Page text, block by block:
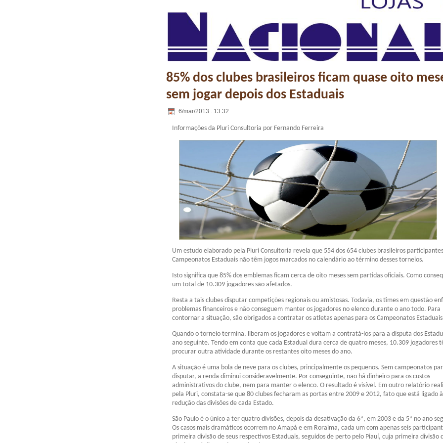
85% dos clubes brasileiros ficam quase oito
sem jogar depois dos Estaduais
6/mar/2013 . 13:32
Informações da Pluri Consultoria por Fernando Ferreira
Um estudo elaborado pela Pluri Consultoria revela que 554 dos 654 clubes brasileiros
Campeonatos Estaduais não têm jogos marcados no calendário ao término desses torneios.
Isto significa que 85% dos emblemas ficam cerca de oito meses sem partidas oficiais. Como
um total de 10.309 jogadores são afetados.
Resta a tais clubes disputar competições regionais ou amistosas. Todavia, os times em questão
problemas financeiros e não conseguem manter os jogadores no elenco durante o ano todo. Para
contornar a situação, são obrigados a contratar os atletas apenas para os Campeonatos
Quando o torneio termina, liberam os jogadores e voltam a contratá-los para a disputa dos
ano seguinte. Tendo em conta que cada Estadual dura cerca de quatro meses, 10.309 jogadores
procurar outra atividade durante os restantes oito meses do ano.
A situação é uma bola de neve para os clubes, principalmente os pequenos. Sem campeonatos
disputar, a renda diminui consideravelmente. Por conseguinte, não há dinheiro para os custos
administrativos do clube, nem para manter o elenco. O resultado é visível. Em outro relatório
pela Pluri, constata-se que 80 clubes fecharam as portas entre 2009 e 2012, fato que está ligado à
redução das divisões de cada Estado.
São Paulo é o único a ter quatro divisões, depois da desativação da 6ª, em 2003 e da 5ª no ano
Os casos mais dramáticos ocorrem no Amapá e em Roraima, cada um com apenas seis
primeira divisão de seus respectivos Estaduais, seguidos de perto pelo Piauí, cuja primeira divisão